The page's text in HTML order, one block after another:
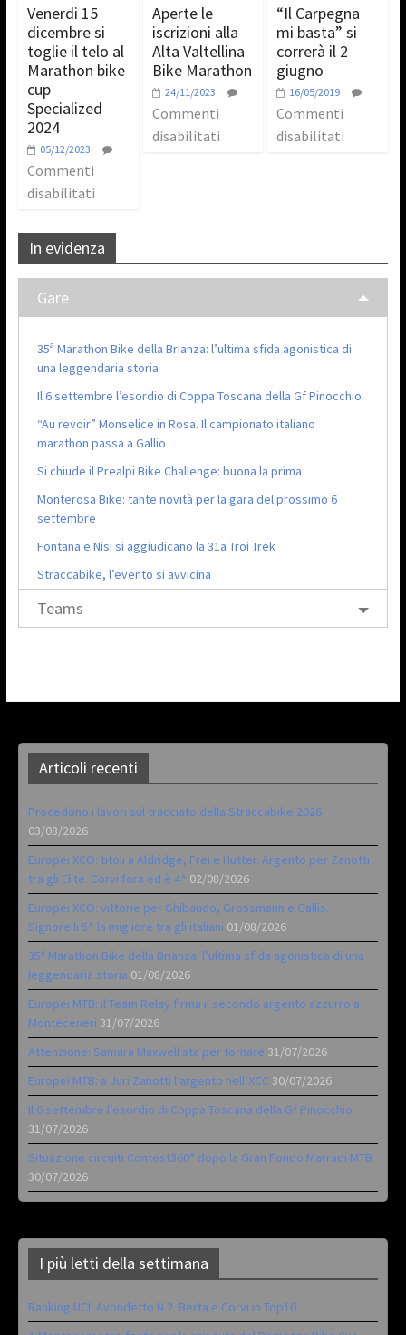
Venerdi 15
dicembre si
toglie il telo al
Marathon bike
cup
Specialized
2024
05/12/2023
Commenti
disabilitati
Aperte le
iscrizioni alla
Alta Valtellina
Bike Marathon
24/11/2023
Commenti
disabilitati
“Il Carpegna
mi basta” si
correrà il 2
giugno
16/05/2019
Commenti
disabilitati
In evidenza
Gare
35ª Marathon Bike della Brianza: l’ultima sfida agonistica di
una leggendaria storia
Il 6 settembre l’esordio di Coppa Toscana della Gf Pinocchio
“Au revoir” Monselice in Rosa. Il campionato italiano
marathon passa a Gallio
Si chiude il Prealpi Bike Challenge: buona la prima
Monterosa Bike: tante novità per la gara del prossimo 6
settembre
Fontana e Nisi si aggiudicano la 31a Troi Trek
Straccabike, l’evento si avvicina
Teams
Articoli recenti
Procedono i lavori sul tracciato della Straccabike 2026
03/08/2026
Europei XCO: titoli a Aldridge, Frei e Hutter. Argento per Zanotti
tra gli Elite. Corvi fora ed è 4^ 02/08/2026
Europei XCO: vittorie per Ghibaudo, Grossmann e Gallis.
Signorelli 5^ la migliore tra gli italiani 01/08/2026
35ª Marathon Bike della Brianza: l’ultima sfida agonistica di una
leggendaria storia 01/08/2026
Europei MTB: il Team Relay firma il secondo argento azzurro a
Monteceneri 31/07/2026
Attenzione: Samara Maxwell sta per tornare 31/07/2026
Europei MTB: a Juri Zanotti l’argento nell’XCC 30/07/2026
Il 6 settembre l’esordio di Coppa Toscana della Gf Pinocchio
31/07/2026
Situazione circuiti Contest360° dopo la Gran Fondo Marradi MTB
30/07/2026
I più letti della settimana
Ranking UCI: Avondetto N.2. Berta e Corvi in Top10